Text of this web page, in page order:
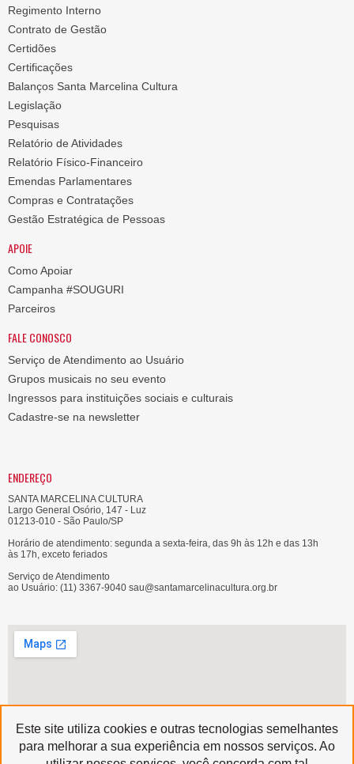
Regimento Interno
Contrato de Gestão
Certidões
Certificações
Balanços Santa Marcelina Cultura
Legislação
Pesquisas
Relatório de Atividades
Relatório Físico-Financeiro
Emendas Parlamentares
Compras e Contratações
Gestão Estratégica de Pessoas
APOIE
Como Apoiar
Campanha #SOUGURI
Parceiros
FALE CONOSCO
Serviço de Atendimento ao Usuário
Grupos musicais no seu evento
Ingressos para instituições sociais e culturais
Cadastre-se na newsletter
ENDEREÇO
SANTA MARCELINA CULTURA
Largo General Osório, 147 - Luz
01213-010 - São Paulo/SP
Horário de atendimento: segunda a sexta-feira, das 9h às 12h e das 13h
às 17h, exceto feriados
Serviço de Atendimento
ao Usuário: (11) 3367-9040 sau@santamarcelinacultura.org.br
Este site utiliza cookies e outras tecnologias semelhantes
para melhorar a sua experiência em nossos serviços. Ao